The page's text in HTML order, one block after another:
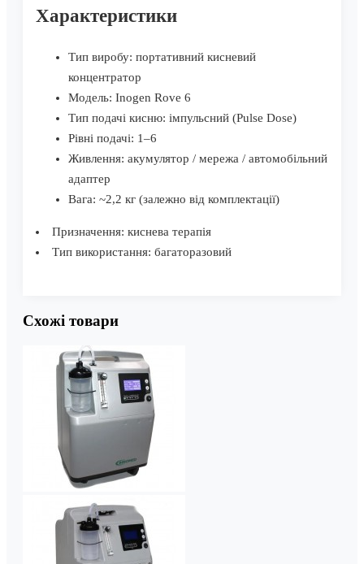
Характеристики
Тип виробу: портативний кисневий
концентратор
Модель: Inogen Rove 6
Тип подачі кисню: імпульсний (Pulse Dose)
Рівні подачі: 1–6
Живлення: акумулятор / мережа / автомобільний
адаптер
Вага: ~2,2 кг (залежно від комплектації)
Призначення: киснева терапія
Тип використання: багаторазовий
Схожі товари